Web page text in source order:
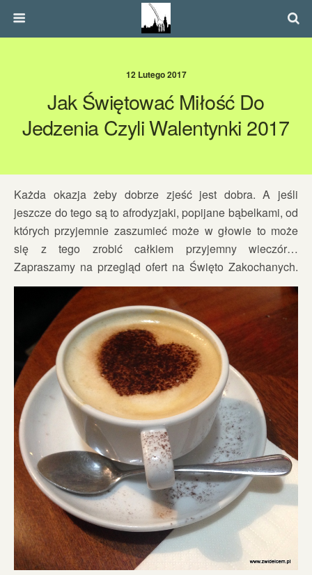
12 Lutego 2017
Jak Świętować Miłość Do
Jedzenia Czyli Walentynki 2017
Każda okazja żeby dobrze zjeść jest dobra. A jeśli
jeszcze do tego są to afrodyzjaki, popijane bąbelkami, od
których przyjemnie zaszumieć może w głowie to może
się z tego zrobić całkiem przyjemny wieczór…
Zapraszamy na przegląd ofert na Święto Zakochanych.